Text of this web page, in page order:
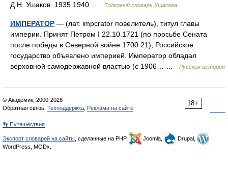
Д.Н. Ушаков. 1935 1940 …
Толковый словарь Ушакова
ИМПЕРАТОР — (лат. impcrator повелитель), титул главы
империи. Принят Петром I 22.10.1721 (по просьбе Сената
после победы в Северной войне 1700 21); Российское
государство объявлено империей. Император обладал
верховной самодержавной властью (с 1906… …
Русская история
18+
© Академик, 2000-2026
Обратная связь: Техподдержка Реклама на сайте
👣 Путешествия
Экспорт словарей на сайты , сделанные на PHP, Joomla,
Drupal,
WordPress, MODx.